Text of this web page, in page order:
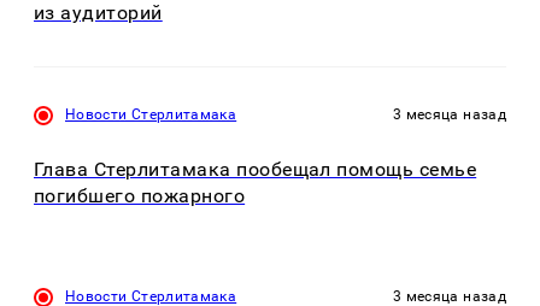
из аудиторий
Новости Стерлитамака 3 месяца назад
Глава Стерлитамака пообещал помощь семье
погибшего пожарного
Новости Стерлитамака 3 месяца назад